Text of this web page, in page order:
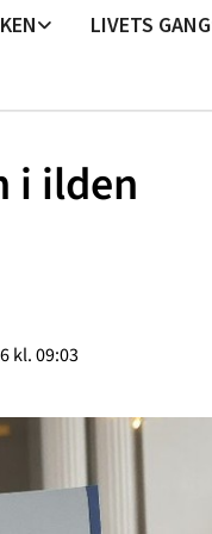
LIVETS GANG
i ilden
kl. 09:03